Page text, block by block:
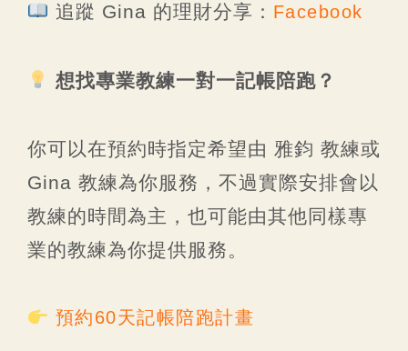
追蹤 Gina 的理財分享： Facebook
想找專業教練一對一記帳陪跑？
你可以在預約時指定希望由 雅鈞 教練或
Gina 教練為你服務，不過實際安排會以
教練的時間為主，也可能由其他同樣專
業的教練為你提供服務。
預約60天記帳陪跑計畫